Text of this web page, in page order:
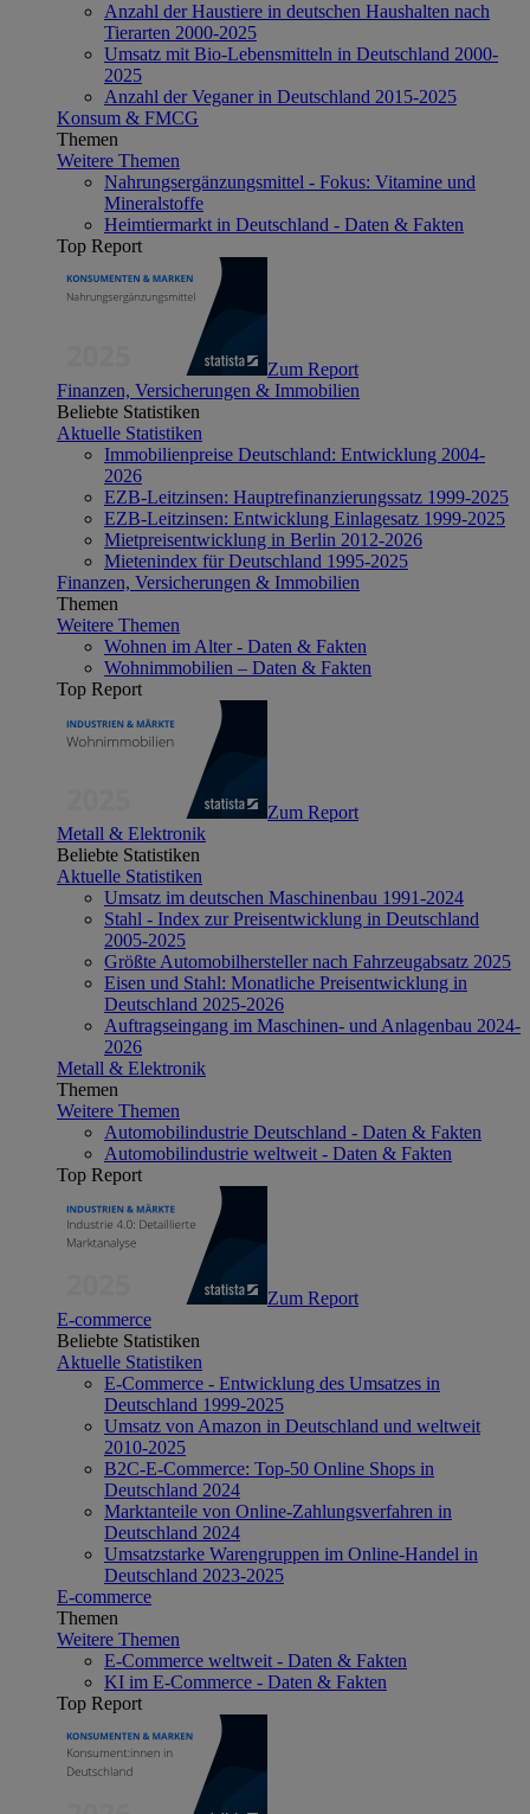
Anzahl der Haustiere in deutschen Haushalten nach
Tierarten 2000-2025
Umsatz mit Bio-Lebensmitteln in Deutschland 2000-
2025
Anzahl der Veganer in Deutschland 2015-2025
Konsum & FMCG
Themen
Weitere Themen
Nahrungsergänzungsmittel - Fokus: Vitamine und
Mineralstoffe
Heimtiermarkt in Deutschland - Daten & Fakten
Top Report
Zum Report
Finanzen, Versicherungen & Immobilien
Beliebte Statistiken
Aktuelle Statistiken
Immobilienpreise Deutschland: Entwicklung 2004-
2026
EZB-Leitzinsen: Hauptrefinanzierungssatz 1999-2025
EZB-Leitzinsen: Entwicklung Einlagesatz 1999-2025
Mietpreisentwicklung in Berlin 2012-2026
Mietenindex für Deutschland 1995-2025
Finanzen, Versicherungen & Immobilien
Themen
Weitere Themen
Wohnen im Alter - Daten & Fakten
Wohnimmobilien – Daten & Fakten
Top Report
Zum Report
Metall & Elektronik
Beliebte Statistiken
Aktuelle Statistiken
Umsatz im deutschen Maschinenbau 1991-2024
Stahl - Index zur Preisentwicklung in Deutschland
2005-2025
Größte Automobilhersteller nach Fahrzeugabsatz 2025
Eisen und Stahl: Monatliche Preisentwicklung in
Deutschland 2025-2026
Auftragseingang im Maschinen- und Anlagenbau 2024-
2026
Metall & Elektronik
Themen
Weitere Themen
Automobilindustrie Deutschland - Daten & Fakten
Automobilindustrie weltweit - Daten & Fakten
Top Report
Zum Report
E-commerce
Beliebte Statistiken
Aktuelle Statistiken
E-Commerce - Entwicklung des Umsatzes in
Deutschland 1999-2025
Umsatz von Amazon in Deutschland und weltweit
2010-2025
B2C-E-Commerce: Top-50 Online Shops in
Deutschland 2024
Marktanteile von Online-Zahlungsverfahren in
Deutschland 2024
Umsatzstarke Warengruppen im Online-Handel in
Deutschland 2023-2025
E-commerce
Themen
Weitere Themen
E-Commerce weltweit - Daten & Fakten
KI im E-Commerce - Daten & Fakten
Top Report